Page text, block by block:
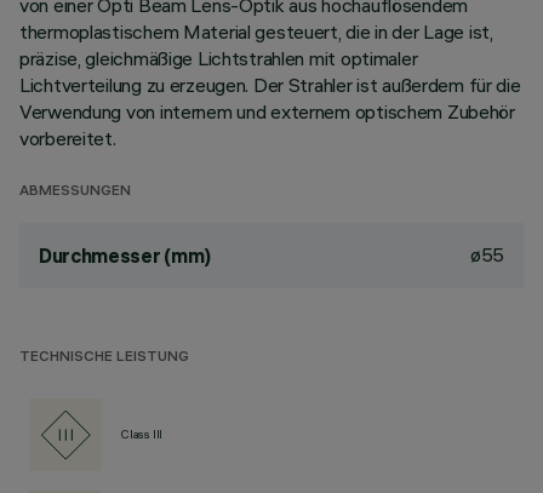
von einer Opti Beam Lens-Optik aus hochauflösendem
thermoplastischem Material gesteuert, die in der Lage ist,
präzise, gleichmäßige Lichtstrahlen mit optimaler
Lichtverteilung zu erzeugen. Der Strahler ist außerdem für die
Verwendung von internem und externem optischem Zubehör
vorbereitet.
ABMESSUNGEN
Durchmesser (mm) ø55
TECHNISCHE LEISTUNG
Class III